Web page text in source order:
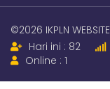
©2026 IKPLN WEBSITE
Hari ini : 82
Online : 1